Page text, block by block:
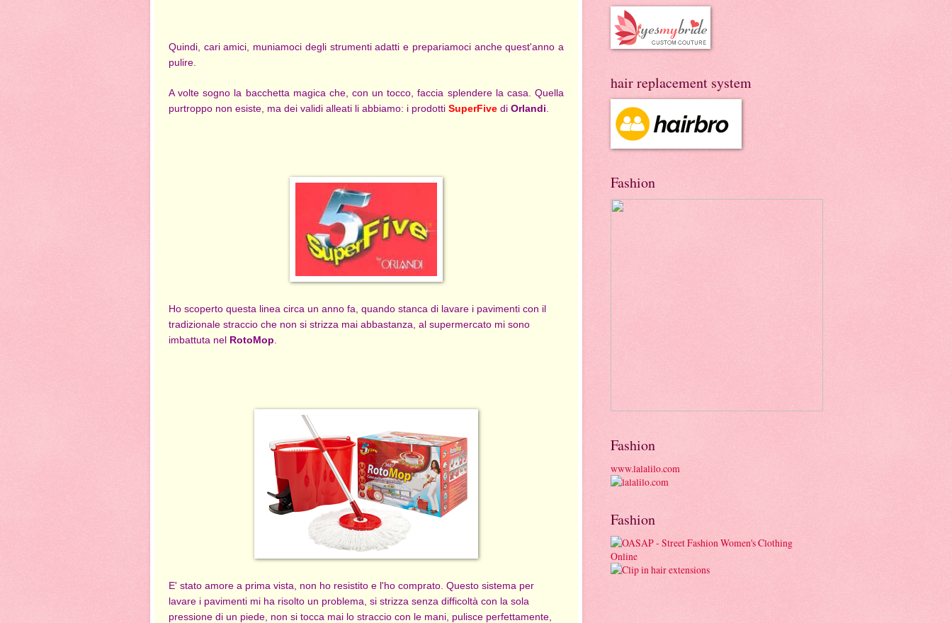
Quindi, cari amici, muniamoci degli strumenti adatti e prepariamoci anche quest'anno a
pulire.
A volte sogno la bacchetta magica che, con un tocco, faccia splendere la casa. Quella
purtroppo non esiste, ma dei validi alleati li abbiamo: i prodotti SuperFive di Orlandi
Ho scoperto questa linea circa un anno fa, quando stanca di lavare i pavimenti con il
tradizionale straccio che non si strizza mai abbastanza, al supermercato mi sono
imbattuta nel RotoMop
E' stato amore a prima vista, non ho resistito e l'ho comprato. Questo sistema per
lavare i pavimenti mi ha risolto un problema, si strizza senza difficoltà con la sola
pressione di un piede, non si tocca mai lo straccio con le mani, pulisce perfettamente,
hair replacement system
Fashion
Fashion
www.lalalilo.com
Fashion